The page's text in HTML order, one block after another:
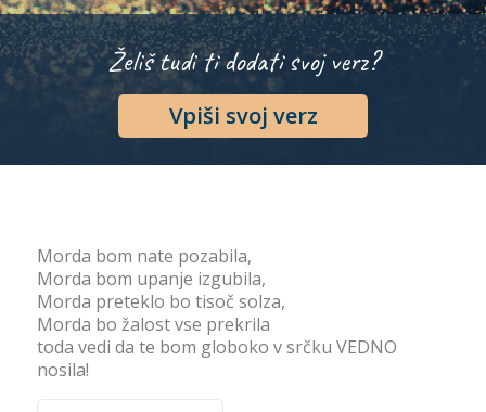
Želiš tudi ti dodati svoj verz?
Vpiši svoj verz
Morda bom nate pozabila,
Morda bom upanje izgubila,
Morda preteklo bo tisoč solza,
Morda bo žalost vse prekrila
toda vedi da te bom globoko v srčku VEDNO
nosila!